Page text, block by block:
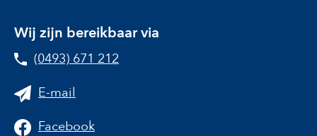
Wij zijn bereikbaar via
(0493) 671 212
E-mail
Facebook